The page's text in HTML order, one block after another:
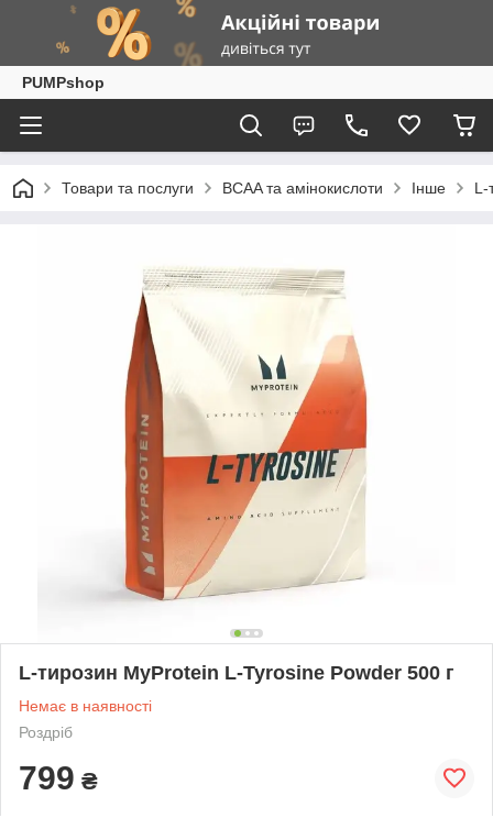
PUMPshop
Товари та послуги BCAA та амінокислоти Інше L-
L-тирозин MyProtein L-Tyrosine Powder 500 г
Немає в наявності
Роздріб
799 ₴